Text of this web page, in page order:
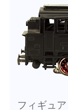
フィギュ